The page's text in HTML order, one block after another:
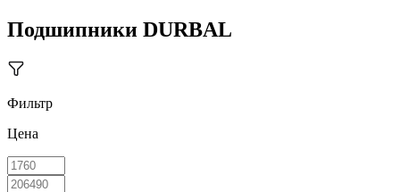
Подшипники DURBAL
Фильтр
Цена